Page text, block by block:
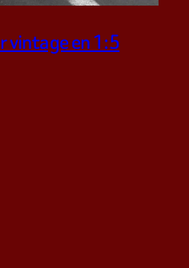
vintage en 1:5